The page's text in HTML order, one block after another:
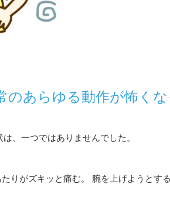
のあらゆる動作が怖く
、一つではありませんでした。
りがズキッと痛む。 腕を上げようとす